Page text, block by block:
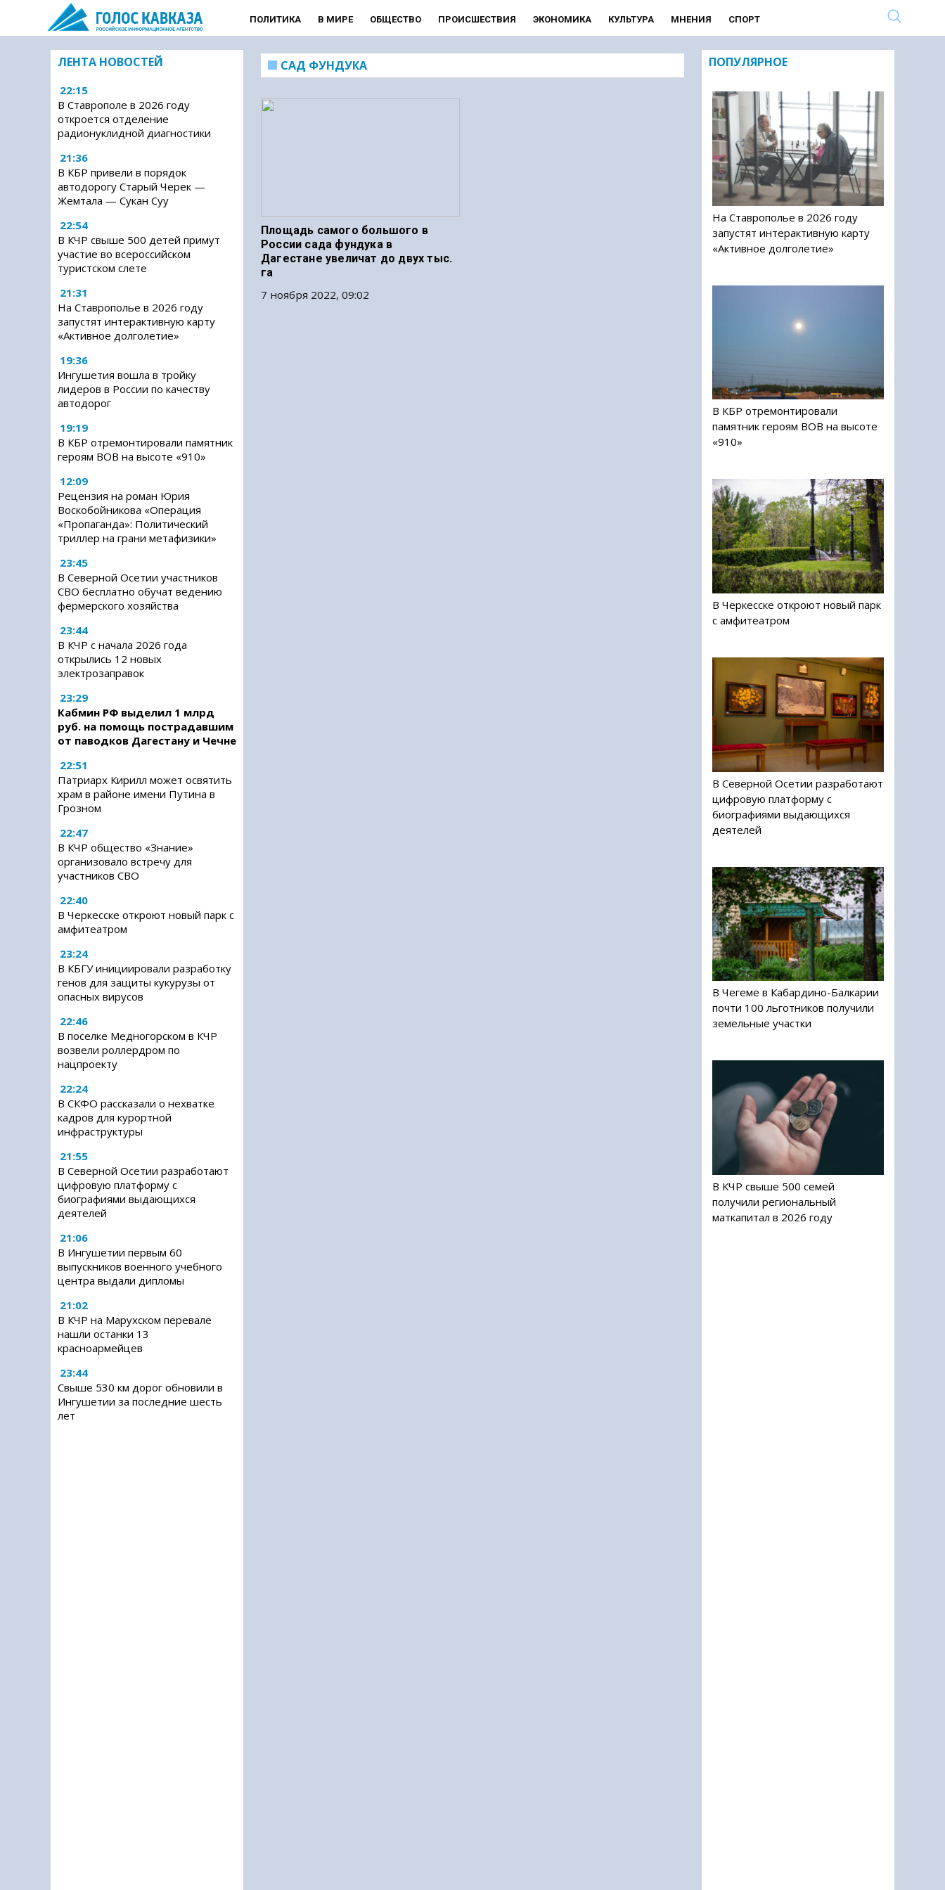
ПОЛИТИКА В МИРЕ ОБЩЕСТВО ПРОИСШЕСТВИЯ ЭКОНОМИКА КУЛЬТУРА МНЕНИЯ СПОРТ
ЛЕНТА НОВОСТЕЙ
22:15
В Ставрополе в 2026 году
откроется отделение
радионуклидной диагностики
21:36
В КБР привели в порядок
автодорогу Старый Черек —
Жемтала — Сукан Суу
22:54
В КЧР свыше 500 детей примут
участие во всероссийском
туристском слете
21:31
На Ставрополье в 2026 году
запустят интерактивную карту
«Активное долголетие»
19:36
Ингушетия вошла в тройку
лидеров в России по качеству
автодорог
19:19
В КБР отремонтировали памятник
героям ВОВ на высоте «910»
12:09
Рецензия на роман Юрия
Воскобойникова «Операция
«Пропаганда»: Политический
триллер на грани метафизики»
23:45
В Северной Осетии участников
СВО бесплатно обучат ведению
фермерского хозяйства
23:44
В КЧР с начала 2026 года
открылись 12 новых
электрозаправок
23:29
Кабмин РФ выделил 1 млрд
руб. на помощь пострадавшим
от паводков Дагестану и Чечне
22:51
Патриарх Кирилл может освятить
храм в районе имени Путина в
Грозном
22:47
В КЧР общество «Знание»
организовало встречу для
участников СВО
22:40
В Черкесске откроют новый парк с
амфитеатром
23:24
В КБГУ инициировали разработку
генов для защиты кукурузы от
опасных вирусов
22:46
В поселке Медногорском в КЧР
возвели роллердром по
нацпроекту
22:24
В СКФО рассказали о нехватке
кадров для курортной
инфраструктуры
21:55
В Северной Осетии разработают
цифровую платформу с
биографиями выдающихся
деятелей
21:06
В Ингушетии первым 60
выпускников военного учебного
центра выдали дипломы
21:02
В КЧР на Марухском перевале
нашли останки 13
красноармейцев
23:44
Свыше 530 км дорог обновили в
Ингушетии за последние шесть
лет
САД ФУНДУКА
Площадь самого большого в
России сада фундука в
Дагестане увеличат до двух тыс.
га
7 ноября 2022, 09:02
ПОПУЛЯРНОЕ
На Ставрополье в 2026 году
запустят интерактивную карту
«Активное долголетие»
В КБР отремонтировали
памятник героям ВОВ на высоте
«910»
В Черкесске откроют новый парк
с амфитеатром
В Северной Осетии разработают
цифровую платформу с
биографиями выдающихся
деятелей
В Чегеме в Кабардино-Балкарии
почти 100 льготников получили
земельные участки
В КЧР свыше 500 семей
получили региональный
маткапитал в 2026 году